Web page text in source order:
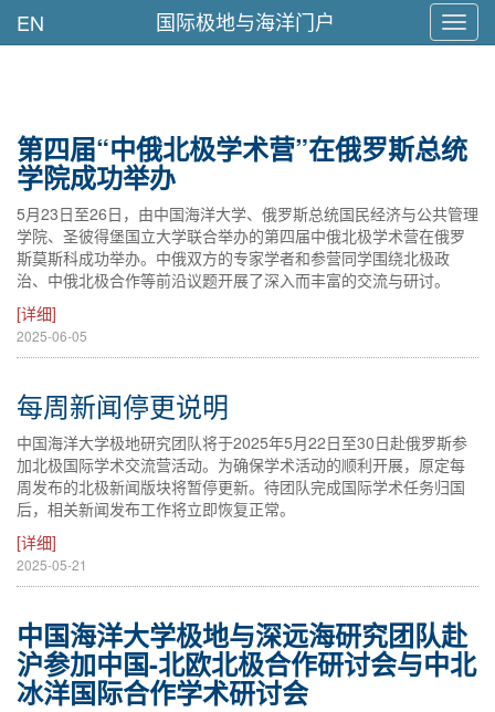
EN 国际极地与海洋门户
第四届“中俄北极学术营”在俄罗斯总统
学院成功举办
5月23日至26日，由中国海洋大学、俄罗斯总统国民经济与公共管理
学院、圣彼得堡国立大学联合举办的第四届中俄北极学术营在俄罗
斯莫斯科成功举办。中俄双方的专家学者和参营同学围绕北极政
治、中俄北极合作等前沿议题开展了深入而丰富的交流与研讨。
[详细]
2025-06-05
每周新闻停更说明
中国海洋大学极地研究团队将于2025年5月22日至30日赴俄罗斯参
加北极国际学术交流营活动。为确保学术活动的顺利开展，原定每
周发布的北极新闻版块将暂停更新。待团队完成国际学术任务归国
后，相关新闻发布工作将立即恢复正常。
[详细]
2025-05-21
中国海洋大学极地与深远海研究团队赴
沪参加中国-北欧北极合作研讨会与中北
冰洋国际合作学术研讨会